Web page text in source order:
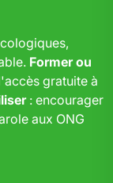
Former ou
gratuite à
: encourager
aux ONG